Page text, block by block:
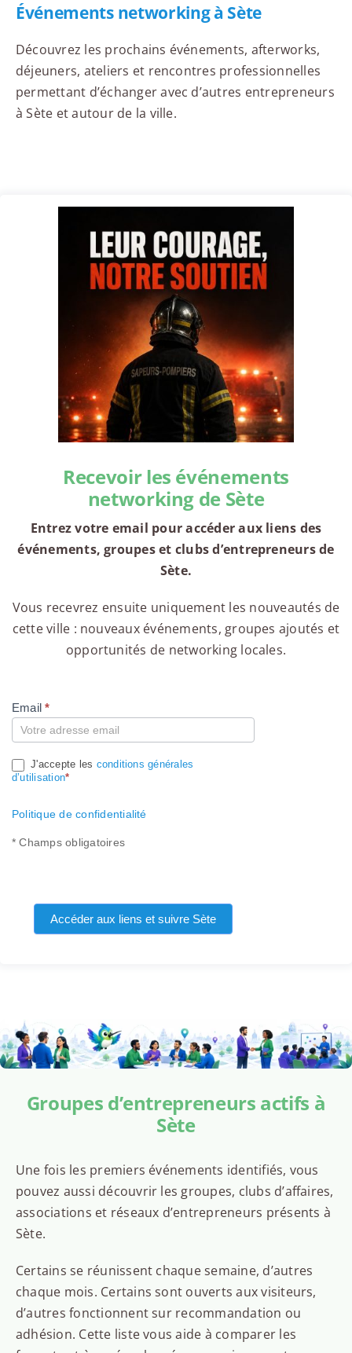
Événements networking à Sète
Découvrez les prochains événements, afterworks,
déjeuners, ateliers et rencontres professionnelles
permettant d’échanger avec d’autres entrepreneurs
à Sète et autour de la ville.
Recevoir les événements
networking de Sète
Entrez votre email pour accéder aux liens des
événements, groupes et clubs d’entrepreneurs de
Sète.
Vous recevrez ensuite uniquement les nouveautés de
cette ville : nouveaux événements, groupes ajoutés et
opportunités de networking locales.
Compte
Email*
J'accepte les conditions générales
d’utilisation*
Politique de confidentialité
* Champs obligatoires
Accéder aux liens et suivre Sète
Groupes d’entrepreneurs actifs à
Sète
Une fois les premiers événements identifiés, vous
pouvez aussi découvrir les groupes, clubs d’affaires,
associations et réseaux d’entrepreneurs présents à
Sète.
Certains se réunissent chaque semaine, d’autres
chaque mois. Certains sont ouverts aux visiteurs,
d’autres fonctionnent sur recommandation ou
adhésion. Cette liste vous aide à comparer les